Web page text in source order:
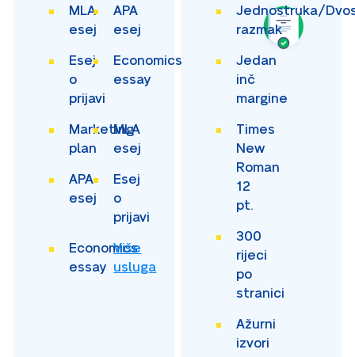
MLA
esej
APA
esej
Esej
o
prijavi
Economics
essay
Marketing
plan
MLA
esej
APA
esej
Esej
o
prijavi
Economics
essay
Više
usluga
Jednostruka/
razmak
Jedan
inč
margine
Times
New
Roman
12
pt.
300
rijeci
po
stranici
Ažurni
izvori